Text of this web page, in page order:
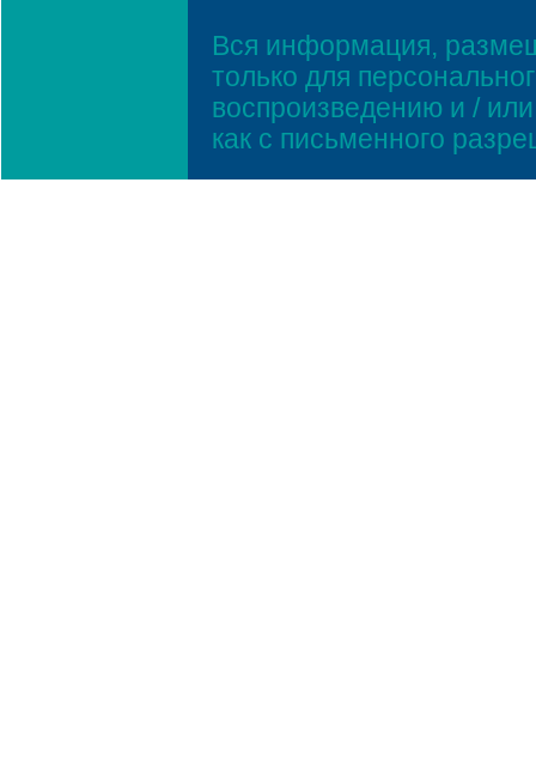
Вся информация,
только для
воспроизведению и /
как с письменного